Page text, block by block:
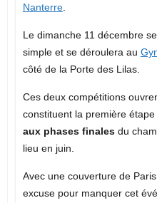
Nanterre.
Le dimanche 11 décembre
simple et se déroulera au
côté de la Porte des Lilas.
Ces deux compétitions
constituent la première étape
aux phases finalesdu
lieu en juin.
Avec une couverture de
excuse pour manquer cet